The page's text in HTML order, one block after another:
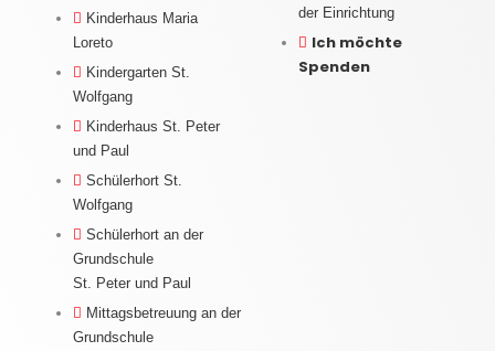
Kinderhaus Maria
Loreto
Kindergarten St.
Wolfgang
Kinderhaus St. Peter
und Paul
Schülerhort St.
Wolfgang
Schülerhort an der
Grundschule
St. Peter und Paul
Mittagsbetreuung an der
Grundschule
der Einrichtung
Ich möchte
Spenden